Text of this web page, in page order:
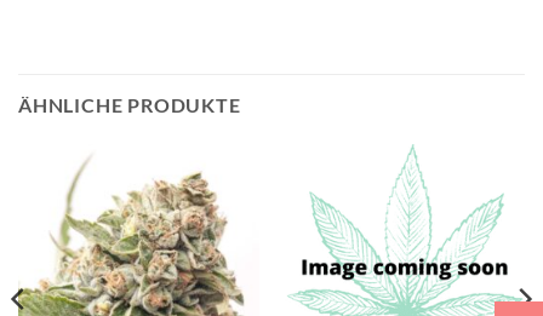
ÄHNLICHE PRODUKTE